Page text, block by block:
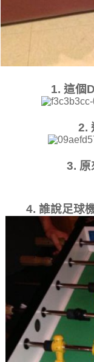
1. 這個
2.
3.
4. 誰說足球